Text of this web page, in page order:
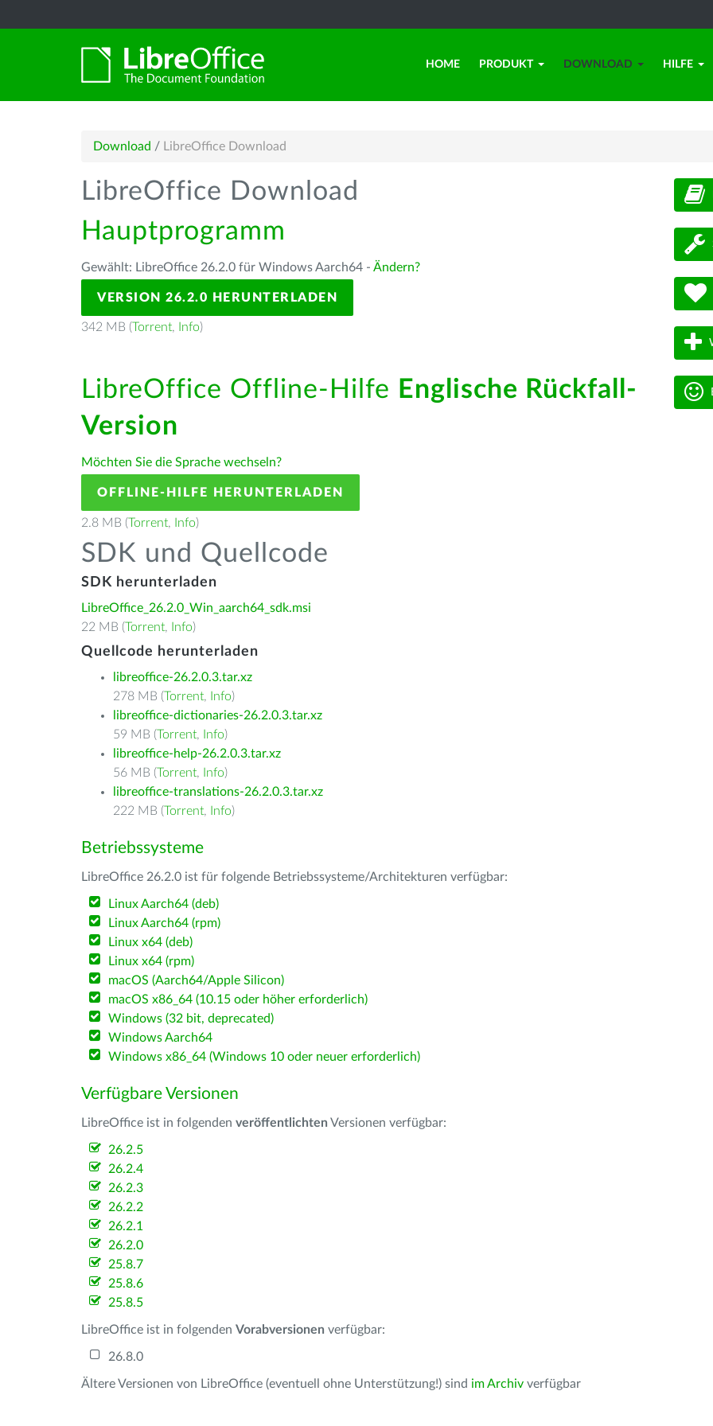
HOME PRODUKT DOWNLOAD HILFE
Download / LibreOffice Download
LibreOffice Download
Hauptprogramm
Gewählt: LibreOffice 26.2.0 für Windows Aarch64 - Ändern?
VERSION 26.2.0 HERUNTERLADEN
342 MB (Torrent, Info)
LibreOffice Offline-Hilfe Englische Rückfall-
Version
Möchten Sie die Sprache wechseln?
OFFLINE-HILFE HERUNTERLADEN
2.8 MB (Torrent, Info)
SDK und Quellcode
SDK herunterladen
LibreOffice_26.2.0_Win_aarch64_sdk.msi
22 MB (Torrent, Info)
Quellcode herunterladen
libreoffice-26.2.0.3.tar.xz
278 MB (Torrent, Info)
libreoffice-dictionaries-26.2.0.3.tar.xz
59 MB (Torrent, Info)
libreoffice-help-26.2.0.3.tar.xz
56 MB (Torrent, Info)
libreoffice-translations-26.2.0.3.tar.xz
222 MB (Torrent, Info)
Betriebssysteme
LibreOffice 26.2.0 ist für folgende Betriebssysteme/Architekturen verfügbar:
Linux Aarch64 (deb)
Linux Aarch64 (rpm)
Linux x64 (deb)
Linux x64 (rpm)
macOS (Aarch64/Apple Silicon)
macOS x86_64 (10.15 oder höher erforderlich)
Windows (32 bit, deprecated)
Windows Aarch64
Windows x86_64 (Windows 10 oder neuer erforderlich)
Verfügbare Versionen
LibreOffice ist in folgenden veröffentlichten Versionen verfügbar:
26.2.5
26.2.4
26.2.3
26.2.2
26.2.1
26.2.0
25.8.7
25.8.6
25.8.5
LibreOffice ist in folgenden Vorabversionen verfügbar:
26.8.0
Ältere Versionen von LibreOffice (eventuell ohne Unterstützung!) sind im Archiv verfügbar